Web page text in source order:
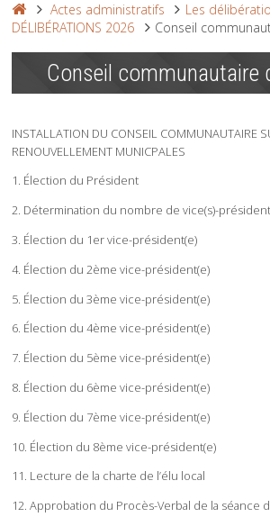
Actes administratifs
Les
DÉLIBÉRATIONS 2026
Conseil
Conseil communautaire
INSTALLATION DU CONSEIL COMMUNAUTAIRE
RENOUVELLEMENT MUNICPALES
1. Élection du Président
2. Détermination du nombre de vice(s)-
3. Élection du 1er vice-président(e)
4. Élection du 2ème vice-président(e)
5. Élection du 3ème vice-président(e)
6. Élection du 4ème vice-président(e)
7. Élection du 5ème vice-président(e)
8. Élection du 6ème vice-président(e)
9. Élection du 7ème vice-président(e)
10. Élection du 8ème vice-président(e)
11. Lecture de la charte de l’élu local
12. Approbation du Procès-Verbal de la séance